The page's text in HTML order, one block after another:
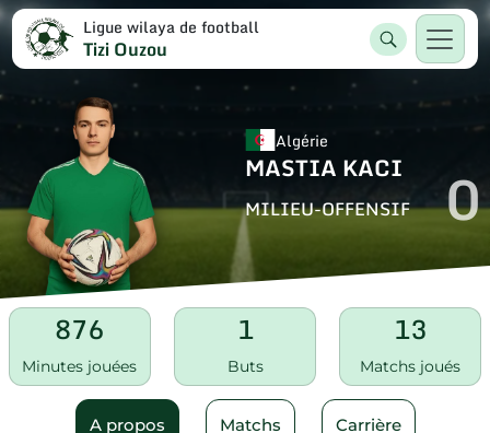
Ligue wilaya de football
Tizi Ouzou
Algérie
MASTIA KACI
MILIEU-OFFENSIF 0
876
Minutes jouées
1
Buts
13
Matchs joués
A propos Matchs Carrière